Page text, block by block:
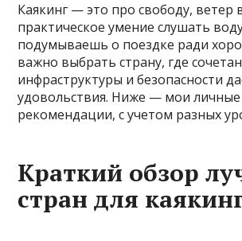
Каякинг — это про свободу, ветер
практическое умение слушать
подумываешь о поездке ради
важно выбрать страну, где
инфраструктуры и безопасности
удовольствия. Ниже — мои личные
рекомендации, с учетом разных
Краткий обзор
стран для